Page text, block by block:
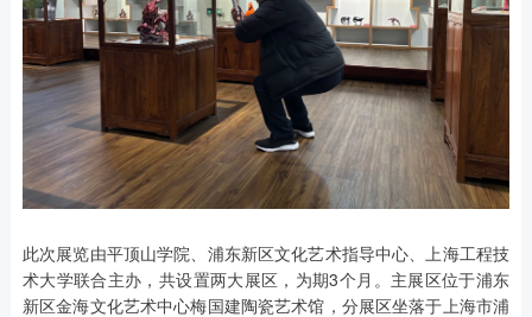
此次展览由平顶山学院、浦东新区文化艺术指导中心、上海工程技
术大学联合主办，共设置两大展区，为期3个月。主展区位于浦东
新区金海文化艺术中心梅国建陶瓷艺术馆，分展区坐落于上海市浦